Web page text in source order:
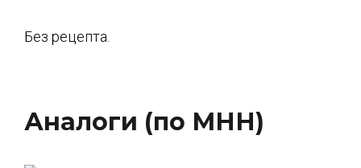
Без рецепта.
Аналоги (по МНН)